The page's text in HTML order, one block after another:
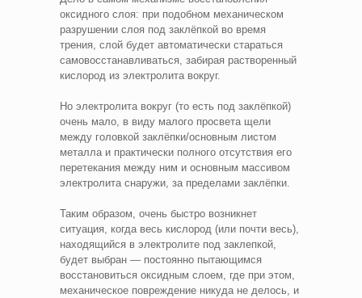
оксидного слоя: при подобном механическом
разрушении слоя под заклёпкой во время
трения, слой будет автоматически стараться
самовосстанавливаться, забирая растворенный
кислород из электролита вокруг.
Но электролита вокруг (то есть под заклёпкой)
очень мало, в виду малого просвета щели
между головкой заклёпки/основным листом
металла и практически полного отсутствия его
перетекания между ним и основным массивом
электролита снаружи, за пределами заклёпки.
Таким образом, очень быстро возникнет
ситуация, когда весь кислород (или почти весь),
находящийся в электролите под заклепкой,
будет выбран — постоянно пытающимся
восстановиться оксидным слоем, где при этом,
механическое повреждение никуда не делось, и